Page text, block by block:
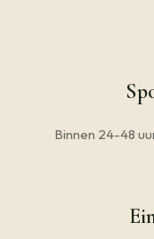
Binnen 24-48